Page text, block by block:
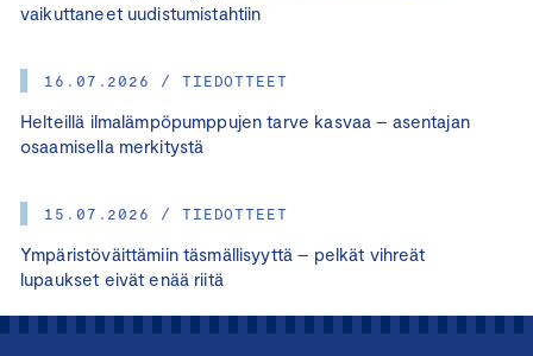
vaikuttaneet uudistumistahtiin
16.07.2026 / TIEDOTTEET
Helteillä ilmalämpöpumppujen tarve kasvaa – asentajan
osaamisella merkitystä
15.07.2026 / TIEDOTTEET
Ympäristöväittämiin täsmällisyyttä – pelkät vihreät
lupaukset eivät enää riitä